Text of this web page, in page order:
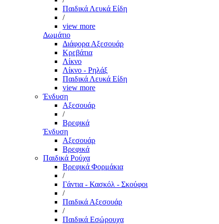
Παιδικά Λευκά Είδη
/
view more
Δωμάτιο
Διάφορα Αξεσουάρ
Κρεβάτια
Λίκνο
Λίκνο - Ρηλάξ
Παιδικά Λευκά Είδη
view more
Ένδυση
Αξεσουάρ
/
Βρεφικά
Ένδυση
Αξεσουάρ
Βρεφικά
Παιδικά Ρούχα
Βρεφικά Φορμάκια
/
Γάντια - Κασκόλ - Σκούφοι
/
Παιδικά Αξεσουάρ
/
Παιδικά Εσώρουχα